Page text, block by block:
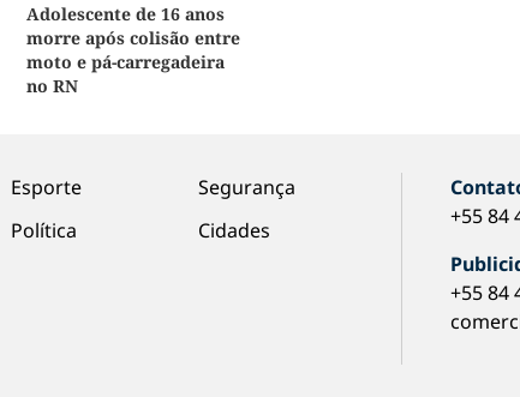
Adolescente de 16 anos
morre após colisão entre
moto e pá-carregadeira
no RN
Esporte
Política
Segurança
Cidades
+55 84
+55 84